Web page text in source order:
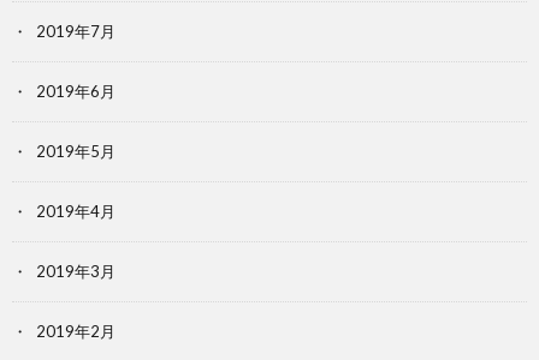
2019年7月
2019年6月
2019年5月
2019年4月
2019年3月
2019年2月